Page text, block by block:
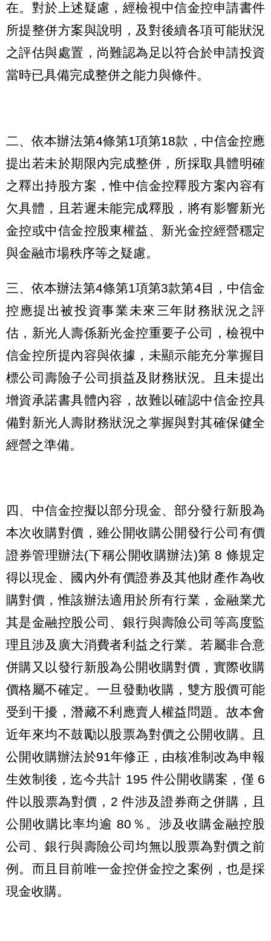
在。對於上述疑慮，經檢視中信金控申請書件
所提整併方案與說明，及對後續各項可能狀況
之評估與處置，尚難認為足以符合於申請投資
當時已具備完成整併之能力與條件。
二、依本辦法第4條第1項第18款，中信金控應
提出若未於期限內完成整併，所採取具體明確
之釋出持股方案，惟中信金控釋股方案內容有
欠具體，且若遲未能完成釋股，將有影響新光
金控或中信金控股東權益、新光金控經營穩定
與金融市場秩序等之疑慮。
三、依本辦法第4條第1項第3款第4目，中信金
控應提出被投資事業未來三年財務狀況之評
估，新光人壽係新光金控重要子公司，檢視中
信金控所提內容與依據，未顯示能充分掌握目
標公司壽險子公司損益及財務狀況。且未提出
增資承諾書具體內容，故難以確認中信金控具
備對新光人壽財務狀況之掌握與對其確保健全
經營之準備。
四、中信金控擬以部分現金、部分發行新股為
本次收購對價，雖公開收購公開發行公司有價
證券管理辦法(下稱公開收購辦法)第 8 條規定
得以現金、國內外有價證券及其他財產作為收
購對價，惟該辦法適用於所有行業，金融業尤
其是金融控股公司、銀行與壽險公司等高度監
理且涉及廣大消費者利益之行業。若屬非合意
併購又以發行新股為公開收購對價，實際收購
價格屬不確定。一旦發動收購，雙方股價可能
受到干擾，潛藏不利應賣人權益問題。故本會
近年來均不鼓勵以股票為對價之公開收購。且
公開收購辦法於91年修正，由核准制改為申報
生效制後，迄今共計 195 件公開收購案，僅 6
件以股票為對價，2 件涉及證券商之併購，且
公開收購比率均逾 80％。涉及收購金融控股
公司、銀行與壽險公司均無以股票為對價之前
例。而且目前唯一金控併金控之案例，也是採
現金收購。